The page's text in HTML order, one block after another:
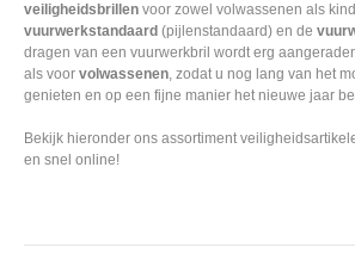
veiligheidsbrillen voor zowel volwassenen als
vuurwerkstandaard (pijlenstandaard) en de
dragen van een vuurwerkbril wordt erg
als voor volwassenen, zodat u nog lang van het
genieten en op een fijne manier het nieuwe jaar
Bekijk hieronder ons assortiment
en snel online!